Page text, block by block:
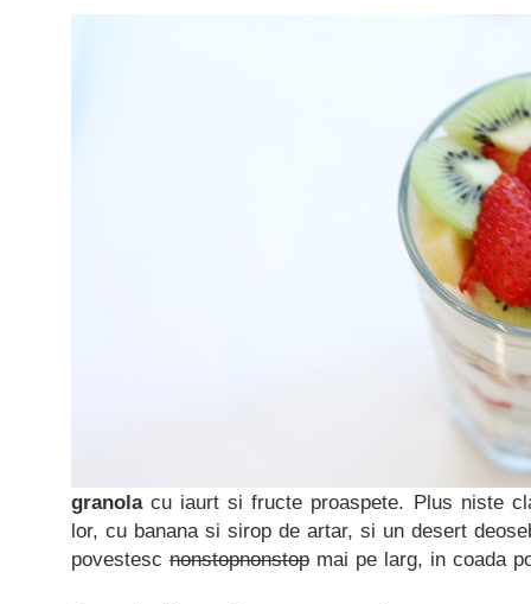
granolacu iaurt si fructe proaspete. Plus niste
lor, cu banana si sirop de artar, si un desert
povestesc nonstopnonstop mai pe larg, in coada